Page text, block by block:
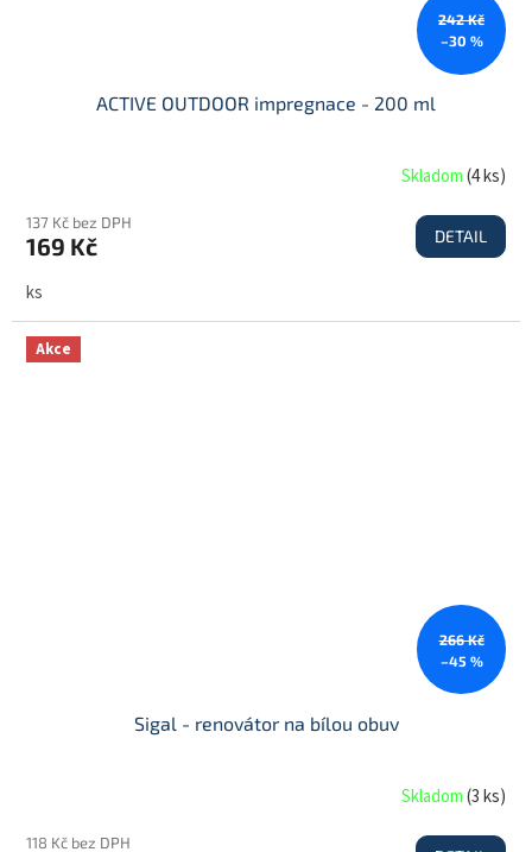
242 Kč
–30 %
ACTIVE OUTDOOR impregnace - 200 ml
Skladom(4 ks)
137 Kč bez DPH
169 Kč DETAIL
ks
Akce
266 Kč
–45 %
Sigal - renovátor na bílou obuv
Skladom(3 ks)
118 Kč bez DPH